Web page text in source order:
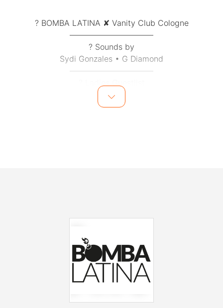
? BOMBA LATINA ✘ Vanity Club Cologne
–––––––––––––––––––––
? Sounds by
Sydi Gonzales • G Diamond
➡️ 0176 - 444 86 117 (WhatsApp)
–––––––––––––––––––––
Publikum hervor. Internationale Acts wie Timbaland,
Kid Ink, Future, G-Eazy, Ryan Leslie,PartyNextDoor, DJ
Mustard, DJ Antoine oder Mike Candys gastierten nicht
ohne Grund regelmäßig im schönsten Club der Stadt -
feel it yourself!